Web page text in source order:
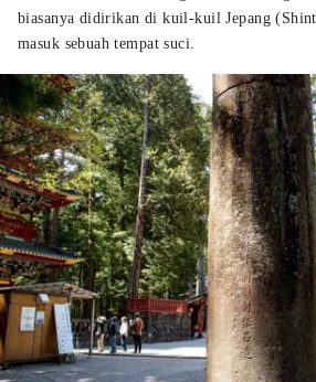
biasanya didirikan di kuil-kuil Jepang
masuk sebuah tempat suci.